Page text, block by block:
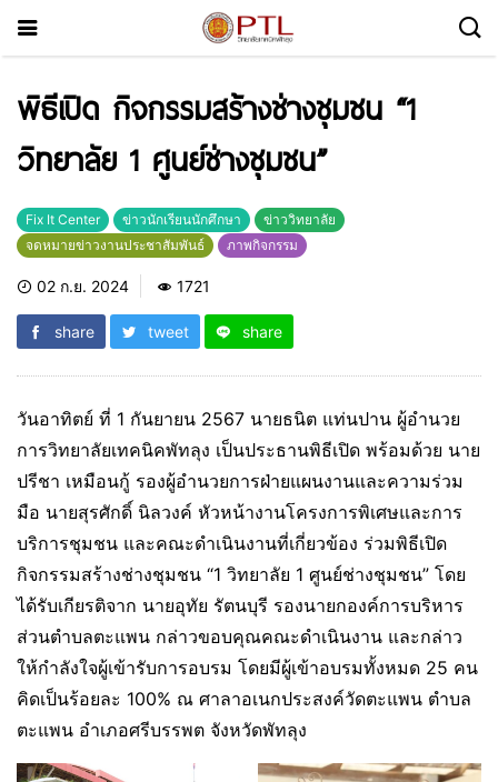
พิธีเปิด กิจกรรมสร้างช่างชุมชน “1
วิทยาลัย 1 ศูนย์ช่างชุมชน”
Fix It Center ข่าวนักเรียนนักศึกษา
ข่าววิทยาลัย
จดหมายข่าวงานประชาสัมพันธ์
ภาพกิจกรรม
02 ก.ย. 2024 1721
share tweet share
วันอาทิตย์ ที่ 1 กันยายน 2567 นายธนิต แท่นปาน ผู้อำนวย
การวิทยาลัยเทคนิคพัทลุง เป็นประธานพิธีเปิด พร้อมด้วย นาย
ปรีชา เหมือนกู้ รองผู้อำนวยการฝ่ายแผนงานและความร่วม
มือ นายสุรศักดิ์ นิลวงค์ หัวหน้างานโครงการพิเศษและการ
บริการชุมชน และคณะดำเนินงานที่เกี่ยวข้อง ร่วมพิธีเปิด
กิจกรรมสร้างช่างชุมชน “1 วิทยาลัย 1 ศูนย์ช่างชุมชน” โดย
ได้รับเกียรติจาก นายอุทัย รัตนบุรี รองนายกองค์การบริหาร
ส่วนตำบลตะแพน กล่าวขอบคุณคณะดำเนินงาน และกล่าว
ให้กำลังใจผู้เข้ารับการอบรม โดยมีผู้เข้าอบรมทั้งหมด 25 คน
คิดเป็นร้อยละ 100% ณ ศาลาอเนกประสงค์วัดตะแพน ตำบล
ตะแพน อำเภอศรีบรรพต จังหวัดพัทลุง